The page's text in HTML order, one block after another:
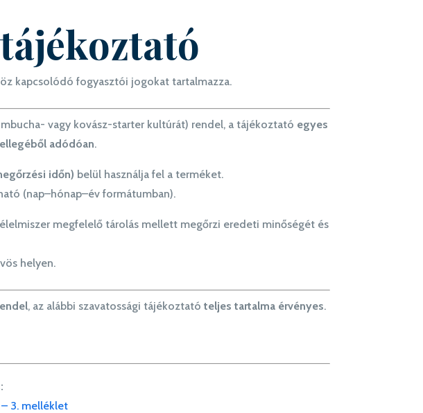
kapcsolódó fogyasztói jogokat tartalmazza.
vagy kovász-starter kultúrát) rendel, a tájékoztató egyes
adódóan.
időn) belül használja fel a terméket.
(nap–hónap–év formátumban).
megfelelő tárolás mellett megőrzi eredeti minőségét és
helyen.
, az alábbi szavatossági tájékoztató teljes tartalma érvényes.
– 3. melléklet